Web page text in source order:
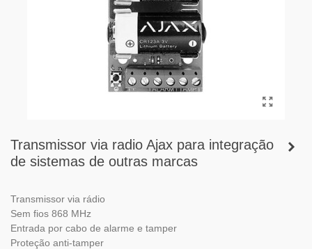
Transmissor via radio Ajax para integração
de sistemas de outras marcas
Transmissor via rádio
Sem fios 868 MHz
Entrada por cabo de alarme e tamper
Proteção anti-tamper